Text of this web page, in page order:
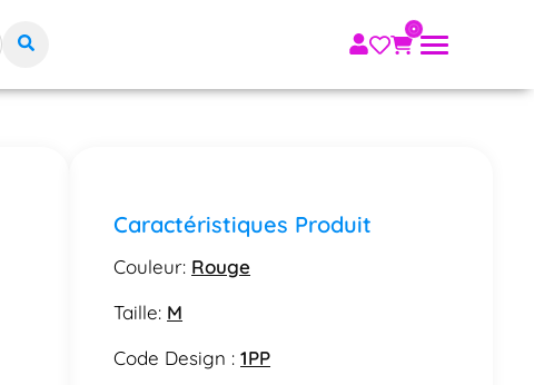
Caractéristiques Produit
Couleur: Rouge
Taille: M
Code Design :1PP